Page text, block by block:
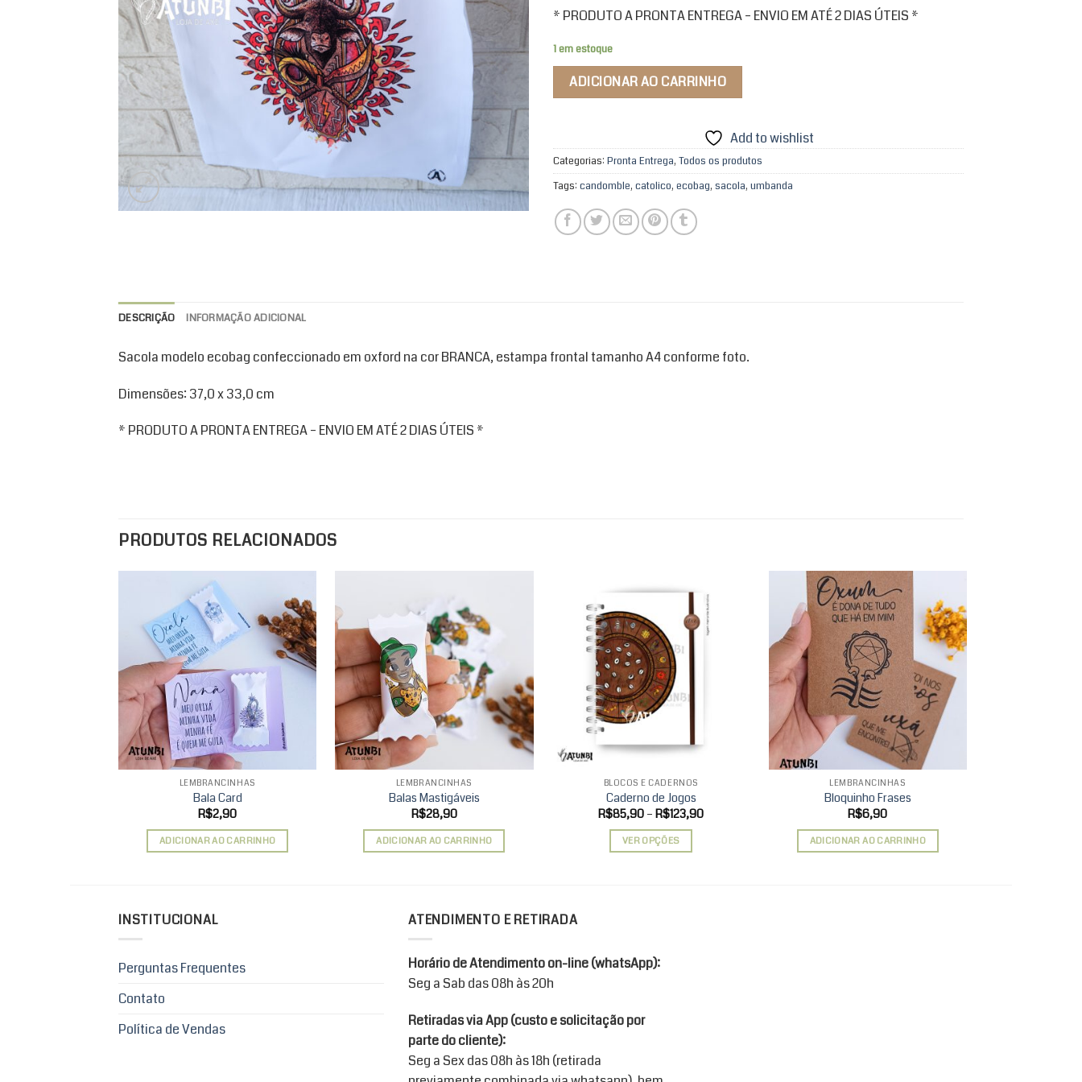
* PRODUTO A PRONTA ENTREGA – ENVIO EM ATÉ 2 DIAS ÚTEIS *
1 em estoque
ADICIONAR AO CARRINHO
Add to wishlist
Categorias: Pronta Entrega, Todos os produtos
Tags: candomble, catolico, ecobag, sacola, umbanda
DESCRIÇÃO INFORMAÇÃO ADICIONAL
Sacola modelo ecobag confeccionado em oxford na cor BRANCA, estampa frontal tamanho A4 conforme foto.
Dimensões: 37,0 x 33,0 cm
* PRODUTO A PRONTA ENTREGA – ENVIO EM ATÉ 2 DIAS ÚTEIS *
PRODUTOS RELACIONADOS
Add to
wishlist
LEMBRANCINHAS
Bala Card
R$2,90
ADICIONAR AO CARRINHO
LEMBRANCINHAS
Balas Mastigáveis
R$28,90
ADICIONAR AO CARRINHO
BLOCOS E CADERNOS
Caderno de Jogos
R$85,90–R$123,90Faixa
VER OPÇÕES
As
opções
Add to
wishlist
LEMBRANCINHAS
Bloquinho Frases
R$6,90
ADICIONAR AO CARRINHO
INSTITUCIONAL
Perguntas Frequentes
Contato
Política de Vendas
ATENDIMENTO E RETIRADA
Horário de Atendimento on-line (whatsApp):
Seg a Sab das 08h às 20h
Retiradas via App (custo e solicitação por
parte do cliente):
Seg a Sex das 08h às 18h (retirada